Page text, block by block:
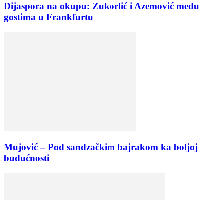
Dijaspora na okupu: Zukorlić i Azemović među
gostima u Frankfurtu
Mujović – Pod sandzačkim bajrakom ka boljoj
budućnosti